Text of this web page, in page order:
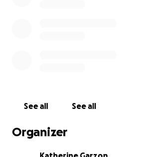
medicamentos de la tiroides, insumos
ensure advance y pañales. Cuando
See all See all
Organizer